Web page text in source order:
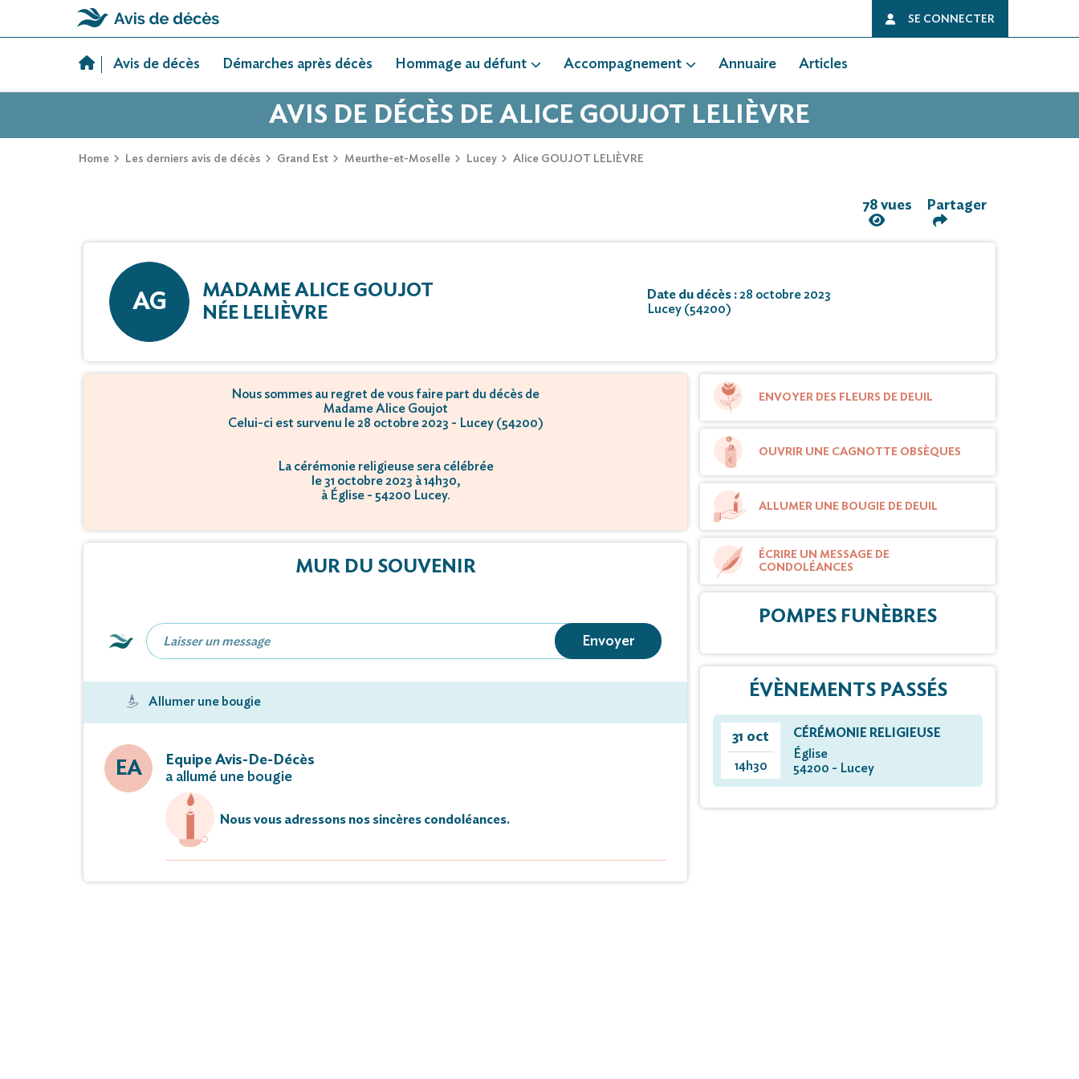
SE CONNECTER
Avis de décès Démarches après décès Hommage au défunt Accompagnement Annuaire Articles
AVIS DE DÉCÈS DE ALICE GOUJOT LELIÈVRE
Home Les derniers avis de décès Grand Est Meurthe-et-Moselle Lucey Alice GOUJOT LELIÈVRE
78 vues Partager
AG
MADAME ALICE GOUJOT
NÉE LELIÈVRE
Date du décès :28 octobre 2023
Lucey (54200)
Nous sommes au regret de vous faire part du décès de
Madame Alice Goujot
Celui-ci est survenu le 28 octobre 2023 - Lucey (54200)
La cérémonie religieuse sera célébrée
le 31 octobre 2023 à 14h30,
à Église - 54200 Lucey.
MUR DU SOUVENIR
Envoyer
Allumer une bougie
EA
Equipe Avis-De-Décès
a allumé une bougie
Nous vous adressons nos sincères condoléances.
ENVOYER DES FLEURS DE DEUIL
OUVRIR UNE CAGNOTTE OBSÈQUES
ALLUMER UNE BOUGIE DE DEUIL
ÉCRIRE UN MESSAGE DE
CONDOLÉANCES
POMPES FUNÈBRES
ÉVÈNEMENTS PASSÉS
31 oct
14h30
CÉRÉMONIE RELIGIEUSE
Église
54200 - Lucey